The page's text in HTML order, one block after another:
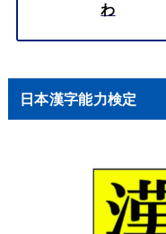
わ
日本漢字能力検定